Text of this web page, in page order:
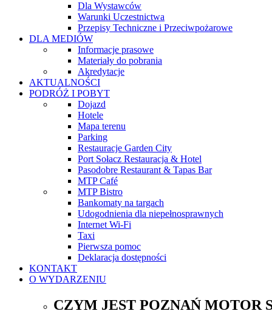
Dla Wystawców
Warunki Uczestnictwa
Przepisy Techniczne i Przeciwpożarowe
DLA MEDIÓW
Informacje prasowe
Materiały do pobrania
Akredytacje
AKTUALNOŚCI
PODRÓŻ I POBYT
Dojazd
Hotele
Mapa terenu
Parking
Restauracje Garden City
Port Sołacz Restauracja & Hotel
Pasodobre Restaurant & Tapas Bar
MTP Café
MTP Bistro
Bankomaty na targach
Udogodnienia dla niepełnosprawnych
Internet Wi-Fi
Taxi
Pierwsza pomoc
Deklaracja dostępności
KONTAKT
O WYDARZENIU
CZYM JEST POZNAŃ MOTOR